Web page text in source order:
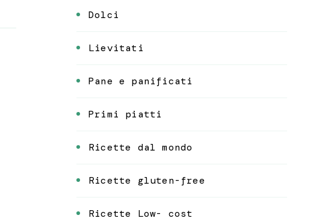
Dolci
Lievitati
Pane e panificati
Primi piatti
Ricette dal mondo
Ricette gluten-free
Ricette Low- cost